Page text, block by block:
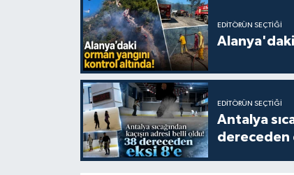
EDITÖRÜN SEÇTIĞI
EDITÖRÜN SEÇTIĞI
Antalya
dereceden